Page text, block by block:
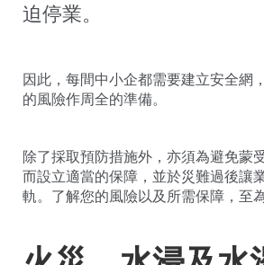
迫停業。
因此，每間中小企都需要建立安全網
的風險作周全的準備。
除了採取預防措施外，亦須為避免蒙
而設立適當的保障，並於災難過後讓
軌。了解您的風險以及所需保障，至